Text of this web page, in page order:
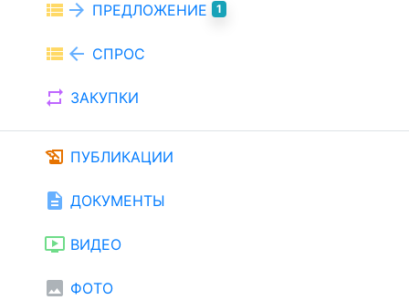
view_list arrow_forward ПРЕДЛОЖЕНИЕ 1
view_list arrow_back СПРОС
repeat ЗАКУПКИ
history_edu ПУБЛИКАЦИИ
description ДОКУМЕНТЫ
ondemand_video ВИДЕО
image ФОТО